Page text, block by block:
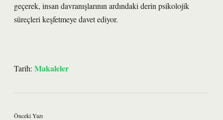
geçerek, insan davranışlarının ardındaki derin psikolojik
süreçleri keşfetmeye davet ediyor.
Tarih: Makaleler
Önceki Yazı